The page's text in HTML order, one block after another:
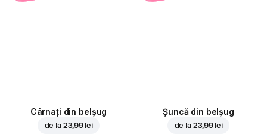
Cârnați din belșug
de la 23,99 lei
Șuncă din belșug
de la 23,99 lei